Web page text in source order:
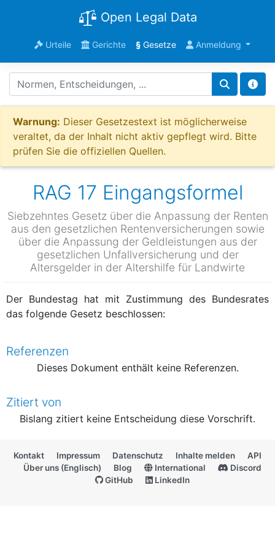
Open Legal Data
Urteile Gerichte §Gesetze Anmeldung
Warnung: Dieser Gesetzestext ist möglicherweise
veraltet, da der Inhalt nicht aktiv gepflegt wird. Bitte
prüfen Sie die offiziellen Quellen.
RAG 17 Eingangsformel
Siebzehntes Gesetz über die Anpassung der Renten
aus den gesetzlichen Rentenversicherungen sowie
über die Anpassung der Geldleistungen aus der
gesetzlichen Unfallversicherung und der
Altersgelder in der Altershilfe für Landwirte
Der Bundestag hat mit Zustimmung des Bundesrates
das folgende Gesetz beschlossen:
Referenzen
Dieses Dokument enthält keine Referenzen.
Zitiert von
Bislang zitiert keine Entscheidung diese Vorschrift.
Kontakt Impressum Datenschutz Inhalte melden
API
Über uns (Englisch)
Blog International
Discord
GitHub
LinkedIn